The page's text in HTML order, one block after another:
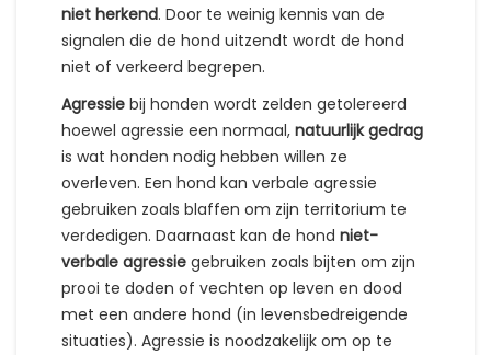
niet herkend. Door te weinig kennis van de
signalen die de hond uitzendt wordt de hond
niet of verkeerd begrepen.
Agressie bij honden wordt zelden getolereerd
hoewel agressie een normaal, natuurlijk gedrag
is wat honden nodig hebben willen ze
overleven. Een hond kan verbale agressie
gebruiken zoals blaffen om zijn territorium te
verdedigen. Daarnaast kan de hond niet-
verbale agressie gebruiken zoals bijten om zijn
prooi te doden of vechten op leven en dood
met een andere hond (in levensbedreigende
situaties). Agressie is noodzakelijk om op te